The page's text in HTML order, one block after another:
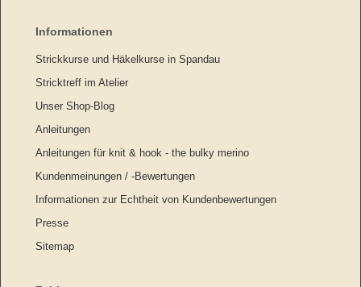
Informationen
Strickkurse und Häkelkurse in Spandau
Stricktreff im Atelier
Unser Shop-Blog
Anleitungen
Anleitungen für knit & hook - the bulky merino
Kundenmeinungen / -Bewertungen
Informationen zur Echtheit von Kundenbewertungen
Presse
Sitemap